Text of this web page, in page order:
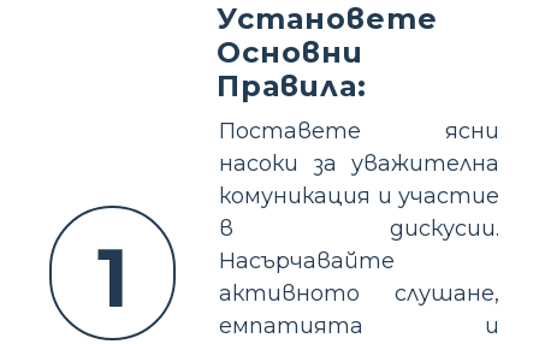
1
Установете
Основни
Правила:
Поставете ясни
насоки за уважителна
комуникация и участие
в дискусии.
Насърчавайте
активното слушане,
емпатията и